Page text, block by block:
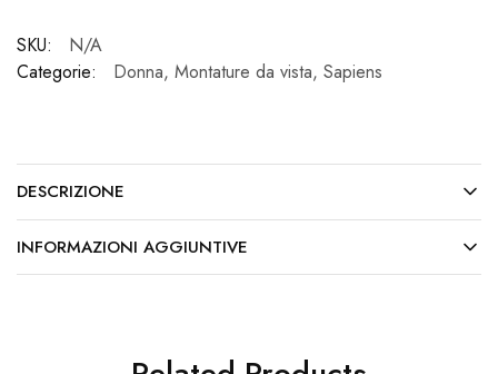
SKU:
N/A
Categorie:
Donna, Montature da vista, Sapiens
DESCRIZIONE
INFORMAZIONI AGGIUNTIVE